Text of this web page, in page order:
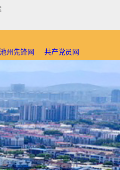
池州先锋网 共产党员网